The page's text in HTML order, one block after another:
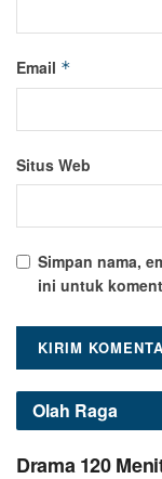
Email *
Situs Web
Simpan nama,
ini untuk
Olah Raga
Drama 120